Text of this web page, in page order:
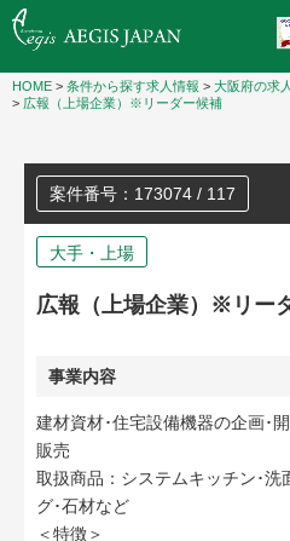
HOME > 条件から探す求人情報 > 大阪府の求
> 広報（上場企業）※リーダー候補
案件番号：173074 / 117
大手・上場
広報（上場企業）※リー
事業内容
建材資材･住宅設備機器の企画･
販売
取扱商品：システムキッチン･洗
グ･石材など
＜特徴＞